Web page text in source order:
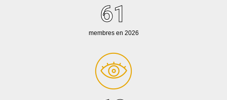
61
membres en 2026